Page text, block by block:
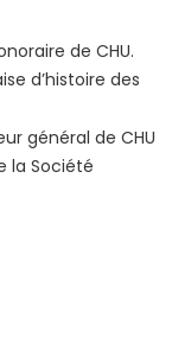
de CHU.
d’histoire des
général de CHU
la Société